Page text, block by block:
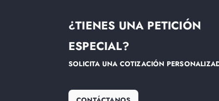
¿TIENES UNA PETICIÓN
ESPECIAL?
SOLICITA UNA COTIZACIÓN